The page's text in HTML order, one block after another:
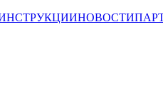
НОВОСТИ